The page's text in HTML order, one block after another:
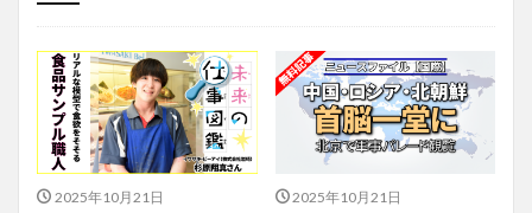
投稿
学び
マンガ
電子書籍
2025年10月21日 2025年10月21日